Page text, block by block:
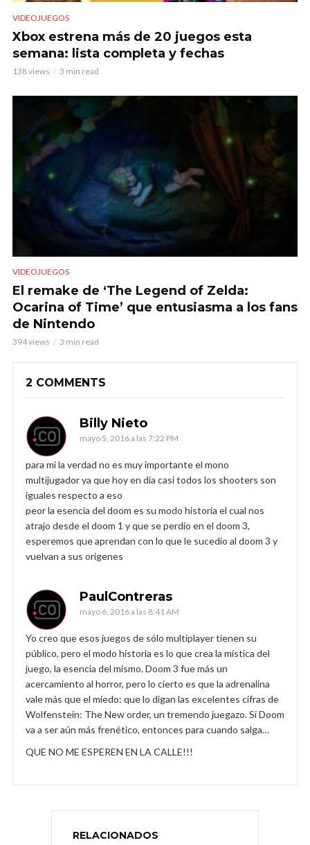
VIDEOJUEGOS
Xbox estrena más de 20 juegos esta
semana: lista completa y fechas
138 views 3 min read
VIDEOJUEGOS
El remake de ‘The Legend of Zelda:
Ocarina of Time’ que entusiasma a los fans
de Nintendo
394 views 3 min read
2 COMMENTS
Billy Nieto
mayo 5, 2016 a las 7:22 PM
para mi la verdad no es muy importante el mono
multijugador ya que hoy en dia casi todos los shooters son
iguales respecto a eso
peor la esencia del doom es su modo historia el cual nos
atrajo desde el doom 1 y que se perdio en el doom 3,
esperemos que aprendan con lo que le sucedio al doom 3 y
vuelvan a sus origenes
PaulContreras
mayo 6, 2016 a las 8:41 AM
Yo creo que esos juegos de sólo multiplayer tienen su
público, pero el modo historia es lo que crea la mística del
juego, la esencia del mismo. Doom 3 fue más un
acercamiento al horror, pero lo cierto es que la adrenalina
vale más que el miedo: que lo digan las excelentes cifras de
Wolfenstein: The New order, un tremendo juegazo. Si Doom
va a ser aún más frenético, entonces para cuando salga…
QUE NO ME ESPEREN EN LA CALLE!!!
RELACIONADOS